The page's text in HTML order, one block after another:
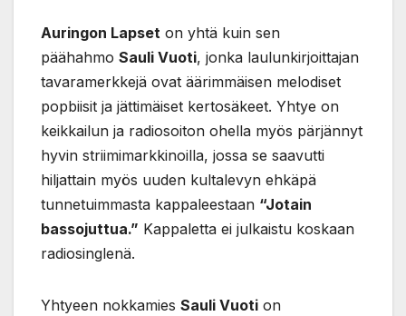
Auringon Lapset on yhtä kuin sen
päähahmo Sauli Vuoti, jonka laulunkirjoittajan
tavaramerkkejä ovat äärimmäisen melodiset
popbiisit ja jättimäiset kertosäkeet. Yhtye on
keikkailun ja radiosoiton ohella myös pärjännyt
hyvin striimimarkkinoilla, jossa se saavutti
hiljattain myös uuden kultalevyn ehkäpä
tunnetuimmasta kappaleestaan “Jotain
bassojuttua.” Kappaletta ei julkaistu koskaan
radiosinglenä.
Yhtyeen nokkamies Sauli Vuoti on